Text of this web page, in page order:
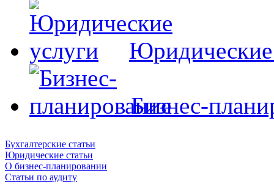
Юридические
Бизнес-
Бухгалтерские статьи
Юридические статьи
О бизнес-планировании
Статьи по аудиту